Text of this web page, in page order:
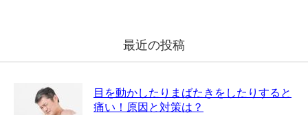
最近の投稿
目を動かしたりまばたきをしたりすると
痛い！原因と対策は？